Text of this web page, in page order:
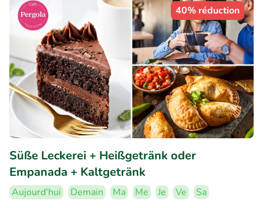
40% réduction
Süße Leckerei + Heißgetränk oder
Empanada + Kaltgetränk
Aujourd'hui Demain Ma Me Je Ve
Sa